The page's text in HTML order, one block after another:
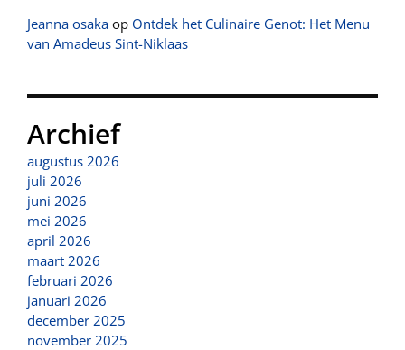
Jeanna osaka op Ontdek het Culinaire Genot: Het Menu
van Amadeus Sint-Niklaas
Archief
augustus 2026
juli 2026
juni 2026
mei 2026
april 2026
maart 2026
februari 2026
januari 2026
december 2025
november 2025